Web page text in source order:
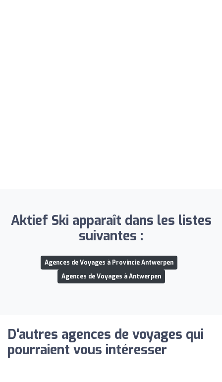
Aktief Ski apparaît dans les listes
suivantes :
Agences de Voyages à Provincie Antwerpen
Agences de Voyages à Antwerpen
D'autres agences de voyages qui
pourraient vous intéresser